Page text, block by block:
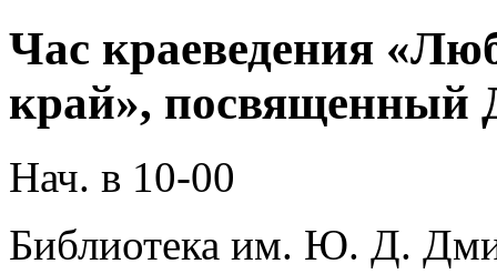
Час краеведения
край», посвященный
Нач. в 10-00
Библиотека им. Ю. Д.